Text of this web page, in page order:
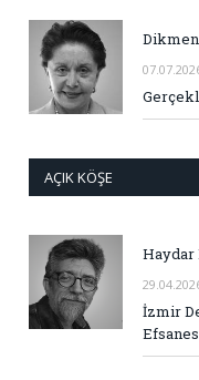
Dikmen
AÇIK KÖŞE
Haydar
İzmir